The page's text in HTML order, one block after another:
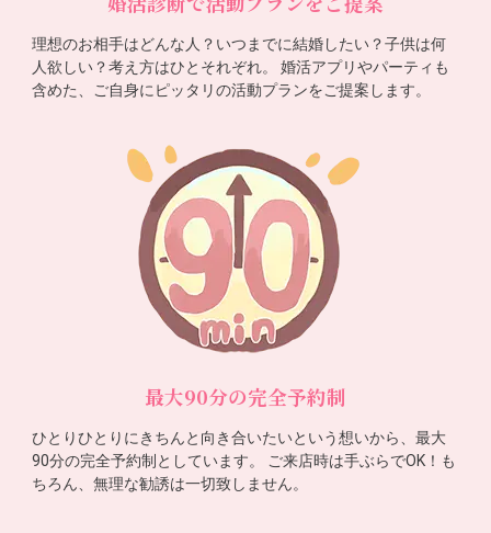
理想のお相手はどんな人？いつまでに結婚したい？子供は何
人欲しい？考え方はひとそれぞれ。 婚活アプリやパーティも
含めた、ご自身にピッタリの活動プランをご提案します。
最大90分の完全予約制
ひとりひとりにきちんと向き合いたいという想いから、最大
90分の完全予約制としています。 ご来店時は手ぶらでOK！も
ちろん、無理な勧誘は一切致しません。